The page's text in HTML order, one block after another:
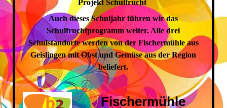
Projekt Schulfrucht
Auch dieses Schuljahr führen wir das
Schulfruchtprogramm weiter. Alle drei
Schulstandorte werden von der Fischermühle aus
Geislingen mit Obst und Gemüse aus der Region
beliefert.
Fischermühle